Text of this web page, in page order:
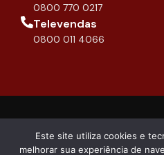
0800 770 0217
Televendas
0800 011 4066
copyright 2026 -
DIPROMED
Este site utiliza cookies e
melhorar sua experiência de